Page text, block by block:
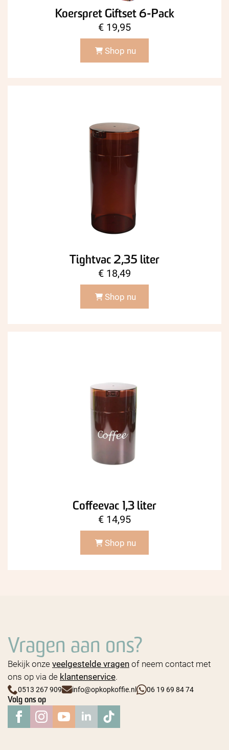
Koerspret Giftset 6-Pack
€ 19,95
Shop nu
Tightvac 2,35 liter
€ 18,49
Shop nu
Coffeevac 1,3 liter
€ 14,95
Shop nu
Vragen aan ons?
Bekijk onzeveelgestelde vragenof neem contact met
ons op via de klantenservice.
0513 267 909 info@opkopkoffie.nl 06 19 69 84 74
Volg ons op